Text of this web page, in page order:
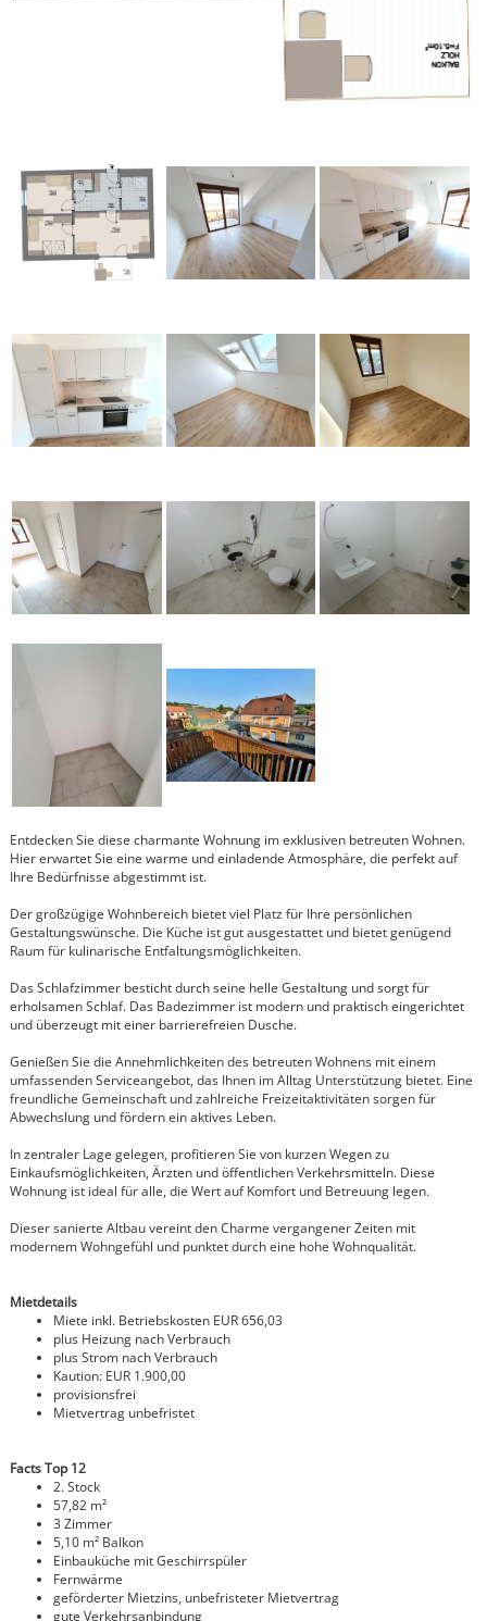
Entdecken Sie diese charmante Wohnung im exklusiven betreuten Wohnen.
Hier erwartet Sie eine warme und einladende Atmosphäre, die perfekt auf
Ihre Bedürfnisse abgestimmt ist.
Der großzügige Wohnbereich bietet viel Platz für Ihre persönlichen
Gestaltungswünsche. Die Küche ist gut ausgestattet und bietet genügend
Raum für kulinarische Entfaltungsmöglichkeiten.
Das Schlafzimmer besticht durch seine helle Gestaltung und sorgt für
erholsamen Schlaf. Das Badezimmer ist modern und praktisch eingerichtet
und überzeugt mit einer barrierefreien Dusche.
Genießen Sie die Annehmlichkeiten des betreuten Wohnens mit einem
umfassenden Serviceangebot, das Ihnen im Alltag Unterstützung bietet. Eine
freundliche Gemeinschaft und zahlreiche Freizeitaktivitäten sorgen für
Abwechslung und fördern ein aktives Leben.
In zentraler Lage gelegen, profitieren Sie von kurzen Wegen zu
Einkaufsmöglichkeiten, Ärzten und öffentlichen Verkehrsmitteln. Diese
Wohnung ist ideal für alle, die Wert auf Komfort und Betreuung legen.
Dieser sanierte Altbau vereint den Charme vergangener Zeiten mit
modernem Wohngefühl und punktet durch eine hohe Wohnqualität.
Mietdetails
Miete inkl. Betriebskosten EUR 656,03
plus Heizung nach Verbrauch
plus Strom nach Verbrauch
Kaution:EUR 1.900,00
provisionsfrei
Mietvertrag unbefristet
Facts Top 12
2. Stock
57,82 m²
3 Zimmer
5,10 m² Balkon
Einbauküche mit Geschirrspüler
Fernwärme
geförderter Mietzins, unbefristeter Mietvertrag
gute Verkehrsanbindung